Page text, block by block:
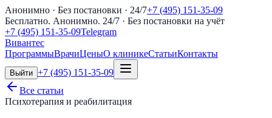
Анонимно · Без постановки · 24/7+7 (495) 151-35-09
Бесплатно. Анонимно. 24/7 · Без постановки на учёт
+7 (495) 151-35-09Telegram
Вивантес
ПрограммыВрачиЦеныО клиникеСтатьиКонтакты
Выйти +7 (495) 151-35-09
Все статьи
Психотерапия и реабилитация